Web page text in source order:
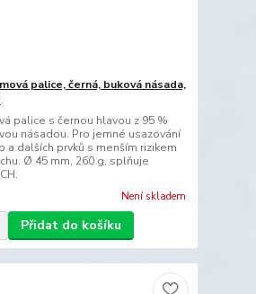
palice, černá, buková násada,
palice s černou hlavou z 95 %
násadou. Pro jemné usazování
a dalších prvků s menším rizikem
Ø 45 mm, 260 g, splňuje
Není skladem
Přidat do košíku